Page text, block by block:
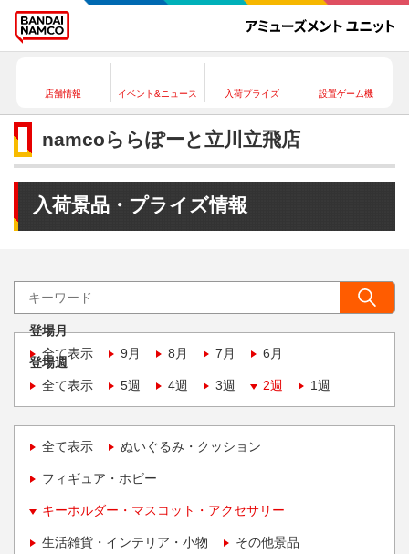
店舗情報 イベント&ニュース 入荷プライズ 設置ゲーム機
namcoららぽーと立川立飛店
入荷景品・プライズ情報
登場月
全て表示
9月 8月 7月 6月
登場週
全て表示
5週 4週 3週 2週 1週
全て表示 ぬいぐるみ・クッション
フィギュア・ホビー
キーホルダー・マスコット・アクセサリー
生活雑貨・インテリア・小物 その他景品